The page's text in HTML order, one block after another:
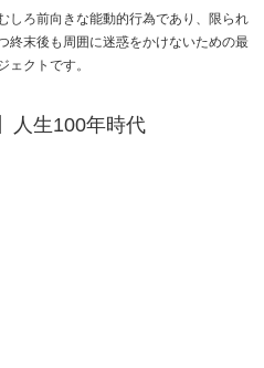
しろ前向きな能動的行為であり、限られ
終末後も周囲に迷惑をかけないための最
ェクトです。
人生100年時代